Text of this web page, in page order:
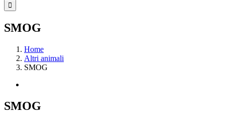
SMOG
Home
Altri animali
SMOG
SMOG